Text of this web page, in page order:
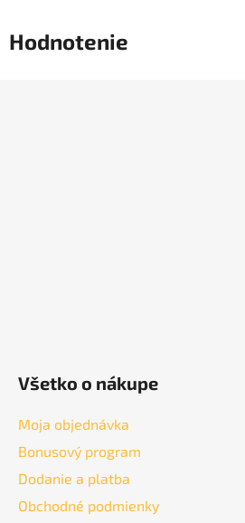
Hodnotenie
Všetko o nákupe
Moja objednávka
Bonusový program
Dodanie a platba
Obchodné podmienky